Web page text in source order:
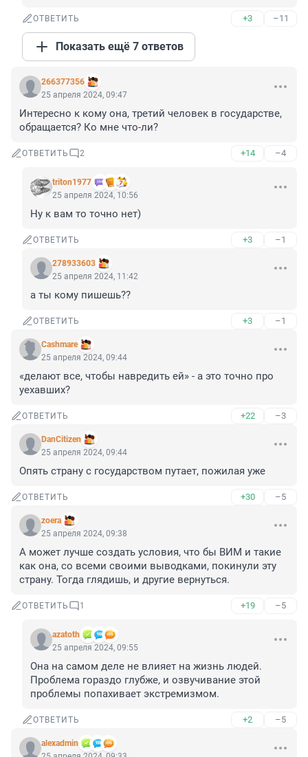
ОТВЕТИТЬ +3 –11
Показать ещё 7 ответов
266377356
25 апреля 2024, 09:47
Интересно к кому она, третий человек в государстве,
обращается? Ко мне что-ли?
ОТВЕТИТЬ 2 +14 –4
triton1977
25 апреля 2024, 10:56
Ну к вам то точно нет)
ОТВЕТИТЬ +3 –1
278933603
25 апреля 2024, 11:42
а ты кому пишешь??
ОТВЕТИТЬ +3 –1
Cashmare
25 апреля 2024, 09:44
«делают все, чтобы навредить ей» - а это точно про
уехавших?
ОТВЕТИТЬ +22 –3
DanCitizen
25 апреля 2024, 09:44
Опять страну с государством путает, пожилая уже
ОТВЕТИТЬ +30 –5
zoera
25 апреля 2024, 09:38
А может лучше создать условия, что бы ВИМ и такие
как она, со всеми своими выводками, покинули эту
страну. Тогда глядишь, и другие вернуться.
ОТВЕТИТЬ 1 +19 –5
azatoth
25 апреля 2024, 09:55
Она на самом деле не влияет на жизнь людей.
Проблема гораздо глубже, и озвучивание этой
проблемы попахивает экстремизмом.
ОТВЕТИТЬ +2 –5
alexadmin